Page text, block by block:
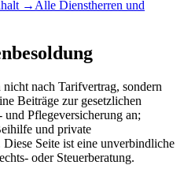
→ Alle Dienstherren und
nach Tarifvertrag, sondern
Beiträge zur gesetzlichen
Pflegeversicherung an;
und private
Seite ist eine unverbindliche
oder Steuerberatung.